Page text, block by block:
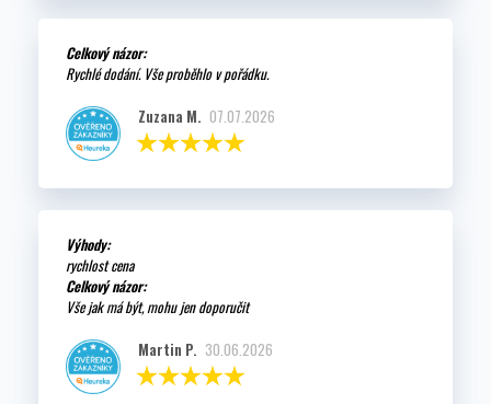
Celkový názor:
Rychlé dodání. Vše proběhlo v pořádku.
Zuzana M. 07.07.2026
Výhody:
rychlost cena
Celkový názor:
Vše jak má být, mohu jen doporučit
Martin P. 30.06.2026